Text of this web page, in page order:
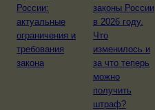
России:
актуальные
ограничения и
требования
закона
законы России
в 2026 году.
Что
изменилось и
за что теперь
можно
получить
штраф?